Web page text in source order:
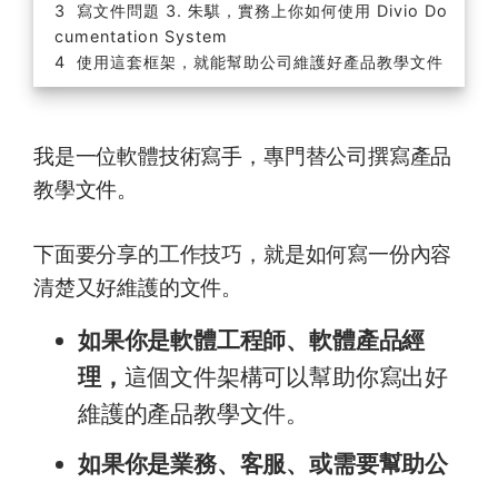
寫文件問題 3. 朱騏，實務上你如何使用 Divio Do
cumentation System
使用這套框架，就能幫助公司維護好產品教學文件
我是一位軟體技術寫手，專門替公司撰寫產品
教學文件。
下面要分享的工作技巧，就是如何寫一份內容
清楚又好維護的文件。
如果你是軟體工程師、軟體產品經
理， 這個文件架構可以幫助你寫出好
維護的產品教學文件。
如果你是業務、客服、或需要幫助公